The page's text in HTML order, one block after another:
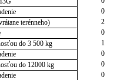
0
terénneho)
2
0
do 3 500 kg
1
0
do 12000 kg
0
0